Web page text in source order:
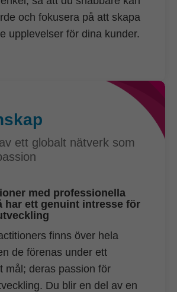
och fokusera på att skapa
upplevelser för dina kunder.
ett globalt nätverk som
med professionella
har ett genuint intresse för
finns över hela
de förenas under ett
mål; deras passion för
Du blir en del av en